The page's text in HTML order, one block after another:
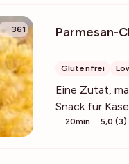
361 Parmesan-
Glutenfrei
Eine Zutat,
Snack für
20min 5,0 (3)